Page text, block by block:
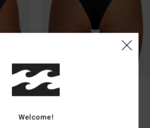
Fiji
couvrance moyenne
Welcome!